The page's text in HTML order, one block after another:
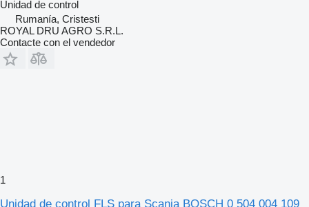
Unidad de control
Rumanía, Cristesti
ROYAL DRU AGRO S.R.L.
Contacte con el vendedor
1
Unidad de control FLS para Scania BOSCH 0 504 004 109